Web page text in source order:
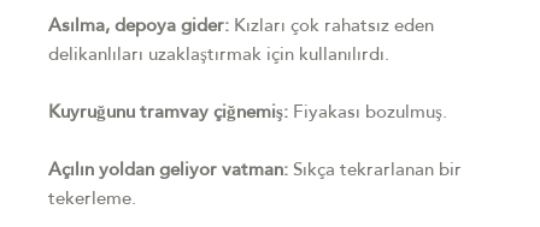
Asılma, depoya gider: Kızları çok rahatsız eden
delikanlıları uzaklaştırmak için kullanılırdı.
Kuyruğunu tramvay çiğnemiş: Fiyakası bozulmuş.
Açılın yoldan geliyor vatman: Sıkça tekrarlanan bir
tekerleme.